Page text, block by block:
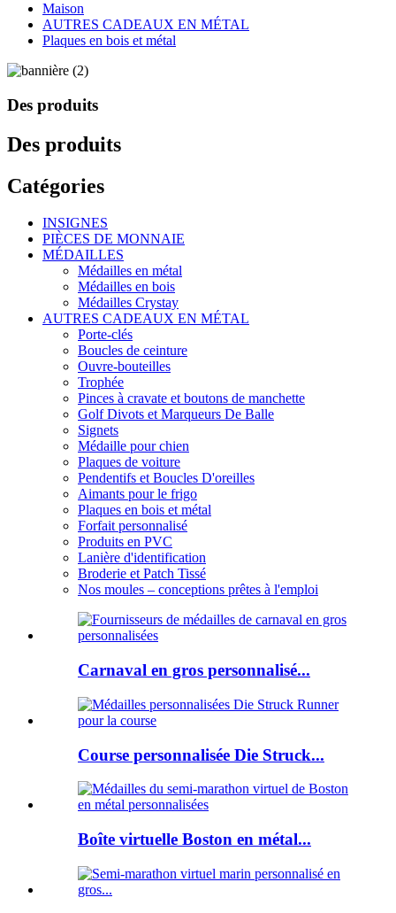
Maison
AUTRES CADEAUX EN MÉTAL
Plaques en bois et métal
Des produits
Des produits
Catégories
INSIGNES
PIÈCES DE MONNAIE
MÉDAILLES
Médailles en métal
Médailles en bois
Médailles Crystay
AUTRES CADEAUX EN MÉTAL
Porte-clés
Boucles de ceinture
Ouvre-bouteilles
Trophée
Pinces à cravate et boutons de manchette
Golf Divots et Marqueurs De Balle
Signets
Médaille pour chien
Plaques de voiture
Pendentifs et Boucles D'oreilles
Aimants pour le frigo
Plaques en bois et métal
Forfait personnalisé
Produits en PVC
Lanière d'identification
Broderie et Patch Tissé
Nos moules – conceptions prêtes à l'emploi
Carnaval en gros personnalisé...
Course personnalisée Die Struck...
Boîte virtuelle Boston en métal...